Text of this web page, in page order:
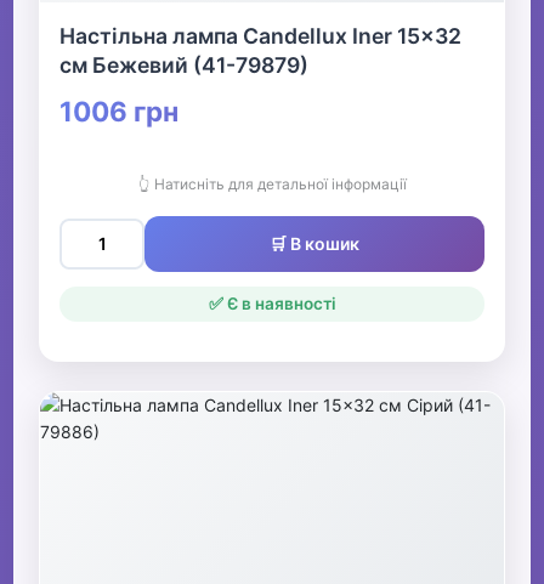
Настільна лампа Candellux Iner 15x32
см Бежевий (41-79879)
1006 грн
👆 Натисніть для детальної інформації
🛒 В кошик
✅ Є в наявності